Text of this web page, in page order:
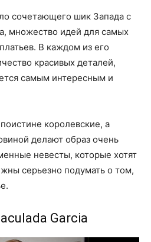
сочетающего шик Запада с
множество идей для самых
В каждом из его
красивых деталей,
самым интересным и
королевские, а
делают образ очень
невесты, которые хотят
серьезно подумать о том,
Garcia